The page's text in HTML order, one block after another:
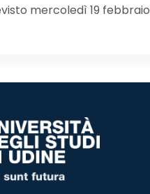
mercoledì 19 febbraio